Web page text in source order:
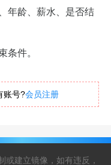
年龄、薪水、是否结
条件。
账号?会员注册
或建立镜像，如有违反，